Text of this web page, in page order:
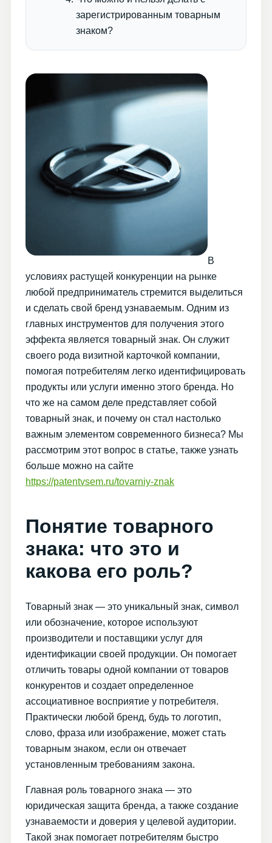
зарегистрированным товарным
знаком?
В
условиях растущей конкуренции на рынке
любой предприниматель стремится выделиться
и сделать свой бренд узнаваемым. Одним из
главных инструментов для получения этого
эффекта является товарный знак. Он служит
своего рода визитной карточкой компании,
помогая потребителям легко идентифицировать
продукты или услуги именно этого бренда. Но
что же на самом деле представляет собой
товарный знак, и почему он стал настолько
важным элементом современного бизнеса? Мы
рассмотрим этот вопрос в статье, также узнать
больше можно на сайте
https://patentvsem.ru/tovarniy-znak
Понятие товарного
знака: что это и
какова его роль?
Товарный знак — это уникальный знак, символ
или обозначение, которое используют
производители и поставщики услуг для
идентификации своей продукции. Он помогает
отличить товары одной компании от товаров
конкурентов и создает определенное
ассоциативное восприятие у потребителя.
Практически любой бренд, будь то логотип,
слово, фраза или изображение, может стать
товарным знаком, если он отвечает
установленным требованиям закона.
Главная роль товарного знака — это
юридическая защита бренда, а также создание
узнаваемости и доверия у целевой аудитории.
Такой знак помогает потребителям быстро